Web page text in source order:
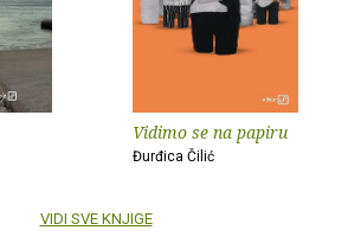
Vidimo se na papiru
Đurđica Čilić
VIDI SVE KNJIGE